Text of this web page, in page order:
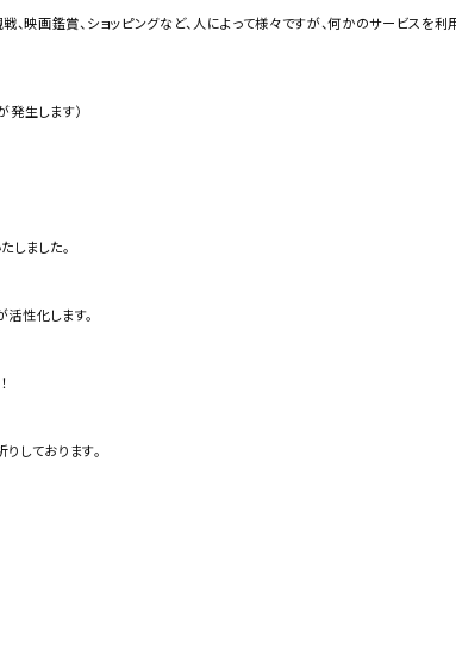
、映画鑑賞、ショッピングなど、人によって様々ですが、何かのサービスを
発生します）
しました。
性化します。
しております。